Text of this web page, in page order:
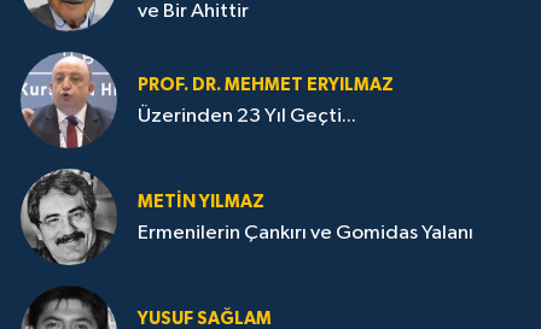
ve Bir Ahittir
PROF. DR. MEHMET ERYILMAZ
Üzerinden 23 Yıl Geçti...
METIN YILMAZ
Ermenilerin Çankırı ve Gomidas Yalanı
YUSUF SAĞLAM